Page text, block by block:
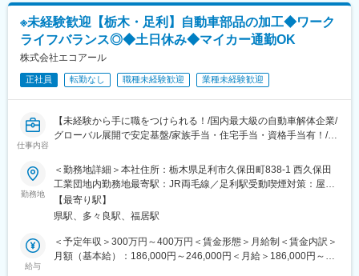
変更の範囲：会社の定める業務
・総勢20名の男女スタッフが活躍中
（整備士資格者12名、検査員4名他）
■入社後の流れ：
・まずは先輩社員の指示のもと作業を行い、徐々に業務に慣れて
いきます。
その後独り立ちいただき、活躍いただけるようサポートいたしま
す。
■働く魅力：
国内最大級の自動車解体企業として年間2万6,000台の解体を行っ
ています。
また世界50カ国に販売ネットワークを持ちグローバル展開でも実
績を伸ばしているので日本国内・海外での為替変動による業績変
【福利厚生充実】
土日休み・家族手当・住宅手当や資格手当なども完備しており、
※未経験歓迎【栃木・足利】自動車部品の加工◆ワーク
ライフバランス◎◆土日休み◆マイカー通勤OK
株式会社エコアール
正社員 転勤なし 職種未経験歓迎 業種未経験歓迎
仕事内容
【未経験から手に職をつけられる！/国内最大級の自動車解体企業/
グローバル展開で安定基盤/家族手当・住宅手当・資格手当有！/転
■業務概要：
国内最大級の自動車解体企業の当社では、事業強化･高まるニーズ
に応えるために新規スタッフを募集しています。
■具体的には：
自動車から取り外された軽量部品を分別･下処理
勤務地
＜勤務地詳細＞本社住所：栃木県足利市久保田町838-1 西久保田
工業団地内勤務地最寄駅：JR両毛線／足利駅受動喫煙対策：屋内
喫煙可能場所あり変更の範囲：無
【最寄り駅】
県駅、多々良駅、福居駅
給与
＜予定年収＞300万円～400万円＜賃金形態＞月給制＜賃金内訳＞
月額（基本給）：186,000円～246,000円＜月給＞186,000円～